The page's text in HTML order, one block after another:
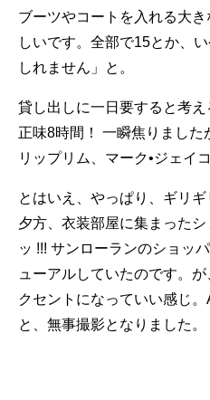
ブーツやコートを入れる大
しいです。全部で15とか、
しれません」と。
貸し出しに一日要すると考え
正味8時間！ 一瞬焦りました
リップリム、マーク•ジェ
とはいえ、やっぱり、ギリ
夕方、衣装部屋に集まった
ッ !!! サンローランのショッ
ューアルしていたのです。
クセントになっていい感じ
と、無事撮影となりました。